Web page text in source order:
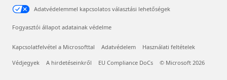
Adatvédelemmel kapcsolatos választási lehetőségek
Fogyasztói állapot adatainak védelme
Kapcsolatfelvétel a Microsofttal Adatvédelem Használati feltételek
Védjegyek A hirdetéseinkről EU Compliance DoCs © Microsoft 2026